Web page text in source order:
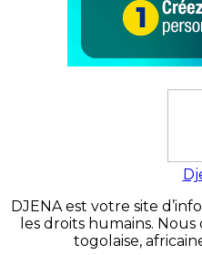
DJENA est votre site
les droits humains.
togolaise,